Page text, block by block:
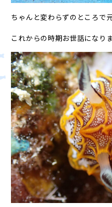
ちゃんと変わらずのところで
これからの時期お世話になり